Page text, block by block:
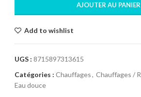
AJOUTER AU PANIER
Add to wishlist
UGS : 8715897313615
Catégories : Chauffages, Chauffages /
Eau douce